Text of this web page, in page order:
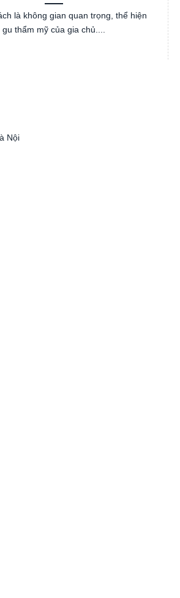
là không gian quan trọng, thể hiện
gu thẩm mỹ của gia chủ....
Nội